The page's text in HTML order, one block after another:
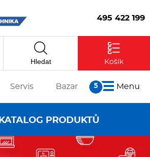
495 422 199
Hledat Košík
Servis Bazar
Reference
Menu
KATALOG PRODUKTŮ